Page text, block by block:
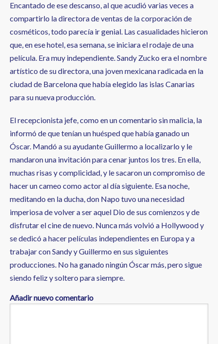
Encantado de ese descanso, al que acudió varias veces a
compartirlo la directora de ventas de la corporación de
cosméticos, todo parecía ir genial. Las casualidades hicieron
que, en ese hotel, esa semana, se iniciara el rodaje de una
película. Era muy independiente. Sandy Zucko era el nombre
artístico de su directora, una joven mexicana radicada en la
ciudad de Barcelona que había elegido las islas Canarias
para su nueva producción.
El recepcionista jefe, como en un comentario sin malicia, la
informó de que tenían un huésped que había ganado un
Óscar. Mandó a su ayudante Guillermo a localizarlo y le
mandaron una invitación para cenar juntos los tres. En ella,
muchas risas y complicidad, y le sacaron un compromiso de
hacer un cameo como actor al día siguiente. Esa noche,
meditando en la ducha, don Napo tuvo una necesidad
imperiosa de volver a ser aquel Dio de sus comienzos y de
disfrutar el cine de nuevo. Nunca más volvió a Hollywood y
se dedicó a hacer películas independientes en Europa y a
trabajar con Sandy y Guillermo en sus siguientes
producciones. No ha ganado ningún Óscar más, pero sigue
siendo feliz y soltero para siempre.
Añadir nuevo comentario